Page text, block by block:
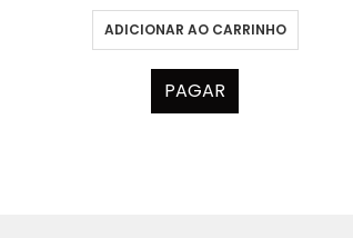
ADICIONAR AO CARRINHO
PAGAR